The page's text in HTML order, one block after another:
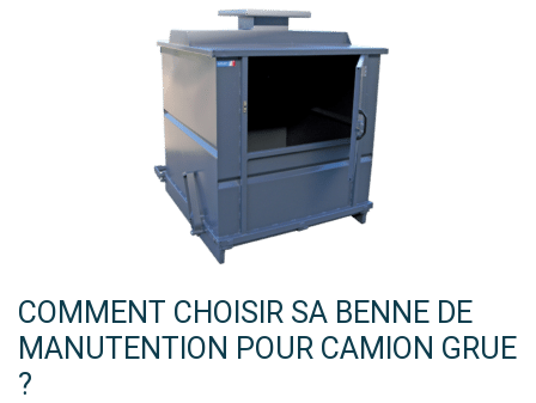
COMMENT CHOISIR SA BENNE DE
MANUTENTION POUR CAMION GRUE
?